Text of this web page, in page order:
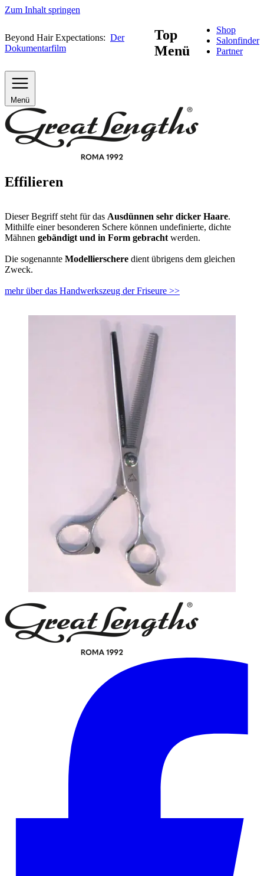
Zum Inhalt springen
Beyond Hair Expectations: Der
Dokumentarfilm
Top
Menü
Shop
Salonfinder
Partner
Menü
Effilieren
Dieser Begriff steht für das Ausdünnen sehr dicker Haare.
Mithilfe einer besonderen Schere können undefinierte, dichte
Mähnen gebändigt und in Form gebracht werden.
Die sogenannte Modellierschere dient übrigens dem gleichen
Zweck.
mehr über das Handwerkszeug der Friseure >>